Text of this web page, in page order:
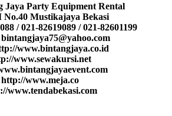
Jaya Party Equipment Rental
No.40 Mustikajaya Bekasi
/ 021-82619089 / 021-82601199
www.bintangjaya.co.id
www.sewakursi.net
http://www.meja.co
www.tendabekasi.com